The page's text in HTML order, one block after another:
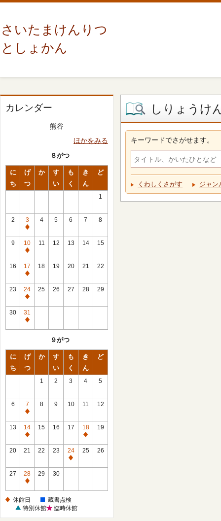
さいたまけんりつ
としょかん
カレンダー
熊谷
ほかをみる
８がつ
に
ち
げ
つ
か
す
い
も
く
き
ん
ど
1
2
3
休
館
日
4 5 6 7 8
9
10
休
館
日
11 12 13 14 15
16
17
休
館
日
18 19 20 21 22
23
24
休
館
日
25 26 27 28 29
30
31
休
９がつ
に
ち
げ
つ
か
す
い
も
く
き
ん
ど
1 2 3 4 5
6
7
休
館
日
8 9 10 11 12
13
14
休
館
15 16 17
18
休
館
19
20 21 22 23
24
休
25 26
27
28
休
日
29 30
休館日
蔵書点検
特別休館
臨時休館
しりょうけ
キーワードでさがせます。
くわしくさがす ジャン